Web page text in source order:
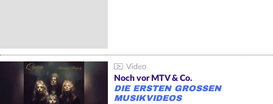
Noch vor MTV & Co.
DIE ERSTEN GROSSEN M
USIKVIDEOS